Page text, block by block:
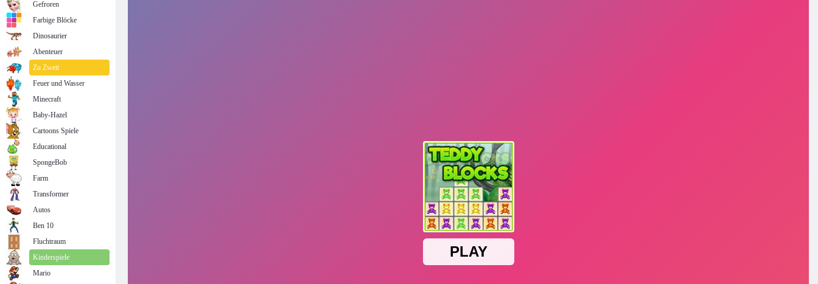
Gefroren
Farbige Blöcke
Dinosaurier
Abenteuer
Zu Zweit
Feuer und Wasser
Minecraft
Baby-Hazel
Cartoons Spiele
Educational
SpongeBob
Farm
Transformer
Autos
Ben 10
Fluchtraum
Kinderspiele
Mario